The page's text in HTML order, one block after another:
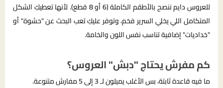
للعروس دايم ننصح بالأطقم الكاملة (6 أو 8 قطع). لأنها تعطيكِ الشكل
المتكامل اللي يخلي السرير فخم، وتوفر عليكِ تعب البحث عن "حشوة" أو
"خداديات" إضافية تناسب نفس اللون والخامة.
كم مفرش يحتاج "دبش" العروس؟
ما فيه قاعدة ثابتة، بس الأغلب يميلون لـ 3 إلى 5 مفارش متنوعة.